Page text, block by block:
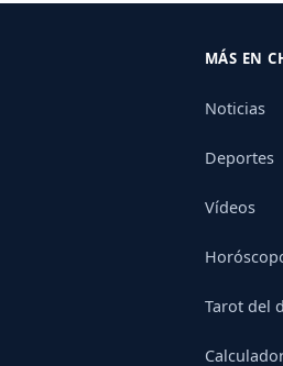
MÁS EN
Noticias
Deportes
Vídeos
Tarot del